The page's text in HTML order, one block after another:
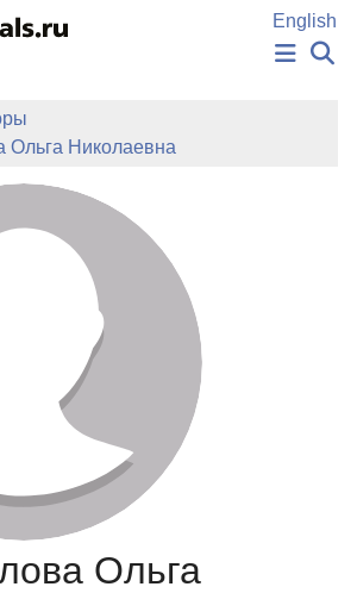
содержанию
English
ИЗДАНИЯ
РУКОПИСЬ
БАЗА ЗНАНИЙ
СЛОВА
Ольга Николаевна
Ольга